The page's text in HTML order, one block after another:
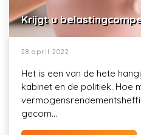
Krijgt u
28 april 2022
Het is een van de hete
kabinet en de politiek. Hoe
gecom...